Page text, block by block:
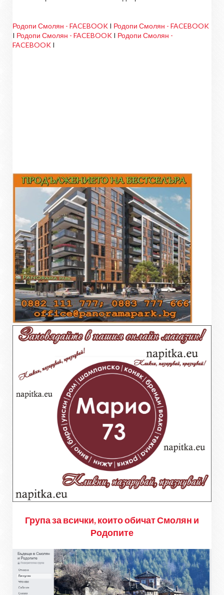
Родопи Смолян - FACEBOOK I Родопи Смолян - FACEBOOK
I Родопи Смолян - FACEBOOK I Родопи Смолян -
FACEBOOK I
Група за всички, които обичат Смолян и
Родопите